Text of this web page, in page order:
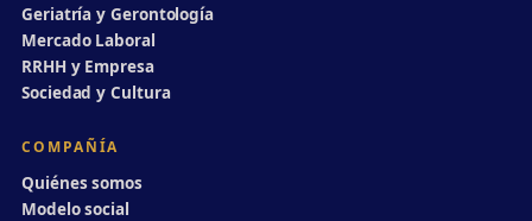
Geriatría y Gerontología
Mercado Laboral
RRHH y Empresa
Sociedad y Cultura
COMPAÑÍA
Quiénes somos
Modelo social